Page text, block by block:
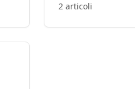
2 articoli